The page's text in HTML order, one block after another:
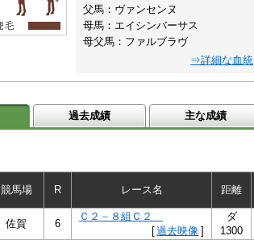
父馬：ヴァンセンヌ
母馬：エイシンバーサス
母父馬：ファルブラヴ
⇒詳細な血統
過去成績 主な成績
競馬場 R レース名 距離
佐賀 6
Ｃ２－８組Ｃ２
[過去映像 ]
ダ
1300